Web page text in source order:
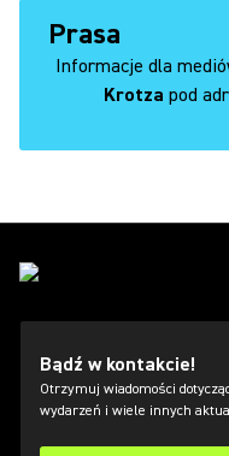
Prasa
Informacje dla
Krotza pod
Bądź w kontakcie!
Otrzymuj wiadomości
wydarzeń i wiele innych